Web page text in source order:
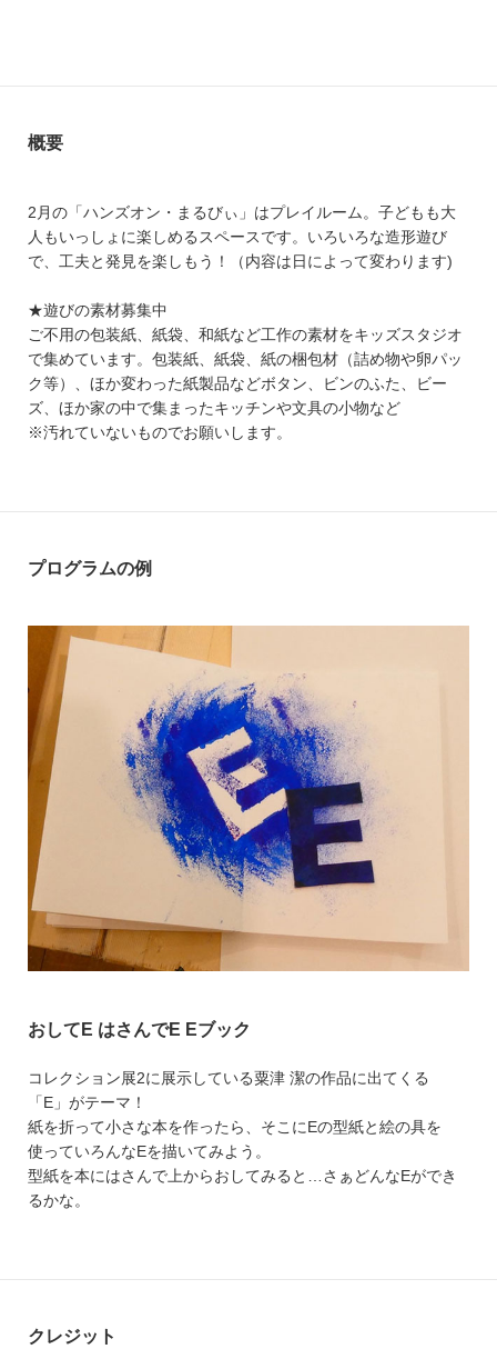
概要
2月の「ハンズオン・まるびぃ」はプレイルーム。子どもも大
人もいっしょに楽しめるスペースです。いろいろな造形遊び
で、工夫と発見を楽しもう！（内容は日によって変わります)
★遊びの素材募集中
ご不用の包装紙、紙袋、和紙など工作の素材をキッズスタジオ
で集めています。包装紙、紙袋、紙の梱包材（詰め物や卵パッ
ク等）、ほか変わった紙製品などボタン、ビンのふた、ビー
ズ、ほか家の中で集まったキッチンや文具の小物など
※汚れていないものでお願いします。
プログラムの例
おしてE はさんでE Eブック
コレクション展2に展示している粟津 潔の作品に出てくる
「E」がテーマ！
紙を折って小さな本を作ったら、そこにEの型紙と絵の具を
使っていろんなEを描いてみよう。
型紙を本にはさんで上からおしてみると…さぁどんなEができ
るかな。
クレジット